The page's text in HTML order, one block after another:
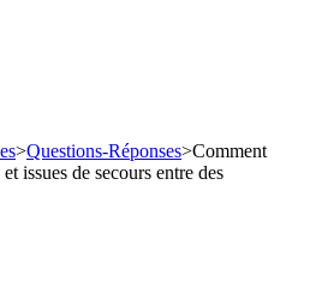
>Questions-Réponses>Comment
issues de secours entre des